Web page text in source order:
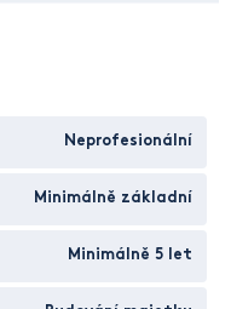
Neprofesionální
Minimálně základní
Minimálně 5 let